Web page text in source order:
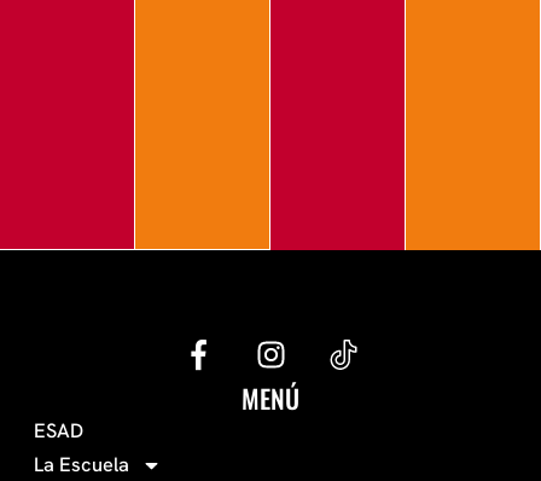
G
e
I
n
s
MENÚ
ESAD
La Escuela